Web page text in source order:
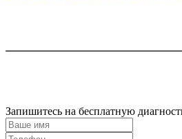
Запишитесь на бесплатную